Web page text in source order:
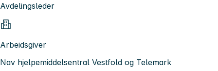
Avdelingsleder
Arbeidsgiver
Nav hjelpemiddelsentral Vestfold og Telemark